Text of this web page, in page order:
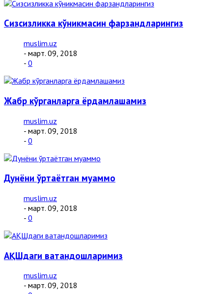
Сизсизликка кўникмасин фарзандларингиз
muslim.uz
- март. 09, 2018
- 0
Жабр кўрганларга ёрдамлашамиз
muslim.uz
- март. 09, 2018
- 0
Дунёни ўртаётган муаммо
muslim.uz
- март. 09, 2018
- 0
АҚШдаги ватандошларимиз
muslim.uz
- март. 09, 2018